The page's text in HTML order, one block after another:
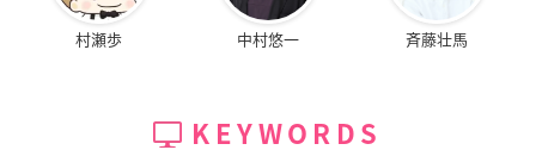
村瀬歩 中村悠一 斉藤壮馬
KEYWORDS